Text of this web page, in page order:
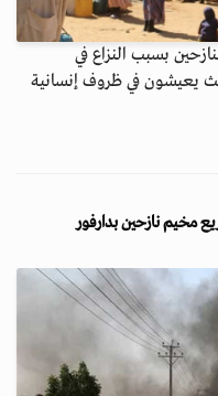
بسبب النزاع في
شخص، حيث يعيشون في ظروف إنسانية